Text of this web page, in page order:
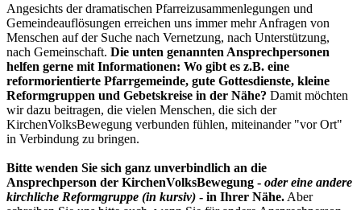
Angesichts der dramatischen Pfarreizusammenlegungen und
Gemeindeauflösungen erreichen uns immer mehr Anfragen von
Menschen auf der Suche nach Vernetzung, nach Unterstützung,
nach Gemeinschaft. Die unten genannten Ansprechpersonen
helfen gerne mit Informationen: Wo gibt es z.B. eine
reformorientierte Pfarrgemeinde, gute Gottesdienste, kleine
Reformgruppen und Gebetskreise in der Nähe? Damit möchten
wir dazu beitragen, die vielen Menschen, die sich der
KirchenVolksBewegung verbunden fühlen, miteinander "vor Ort"
in Verbindung zu bringen.
Bitte wenden Sie sich ganz unverbindlich an die
Ansprechperson der KirchenVolksBewegung - oder eine andere
kirchliche Reformgruppe (in kursiv) - in Ihrer Nähe. Aber